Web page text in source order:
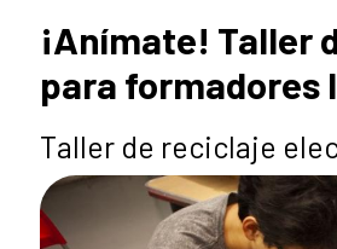
¡Anímate! Taller
para formadores
Taller de reciclaje